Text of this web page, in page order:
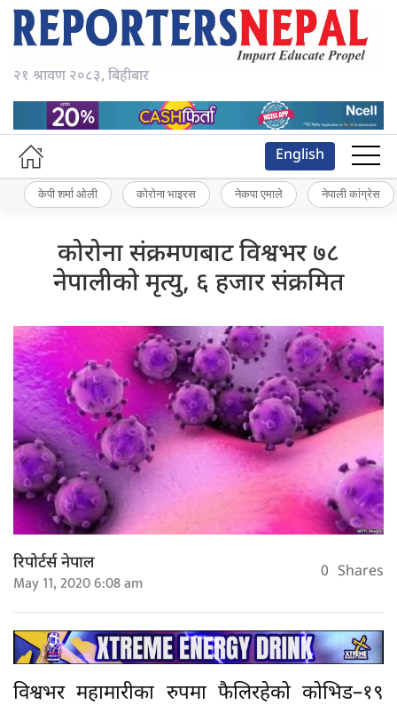
२१ श्रावण २०८३, बिहीबार
English
केपी शर्मा ओली कोरोना भाइरस नेकपा एमाले नेपाली कांग्रेस
कोरोना संक्रमणबाट विश्वभर ७८
नेपालीको मृत्यु, ६ हजार संक्रमित
रिपोर्टर्स नेपाल
May 11, 2020 6:08 am 0 Shares
विश्वभर महामारीका रुपमा फैलिरहेको कोभिड–१९